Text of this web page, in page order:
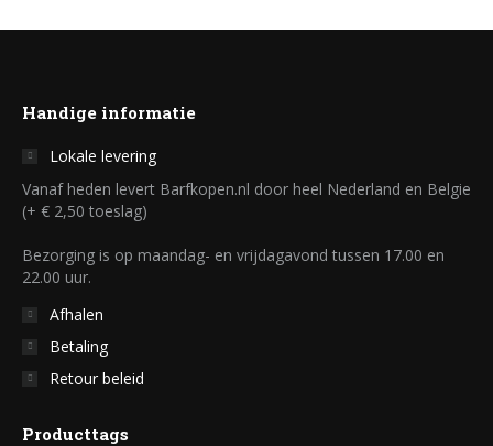
Handige informatie
Lokale levering
Vanaf heden levert Barfkopen.nl door heel Nederland en Belgie
(+ € 2,50 toeslag)
Bezorging is op maandag- en vrijdagavond tussen 17.00 en
22.00 uur.
Afhalen
Betaling
Retour beleid
Producttags